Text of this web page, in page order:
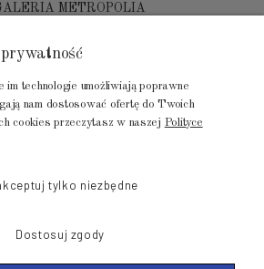
METROPOLIA
80-452 Gdańsk
tel.: 502 104 104
biuro@luksusowysen.pl
im technologie umożliwiają poprawne
nam dostosować ofertę do Twoich
cookies przeczytasz w naszej Polityce
tylko niezbędne
Dostosuj zgody